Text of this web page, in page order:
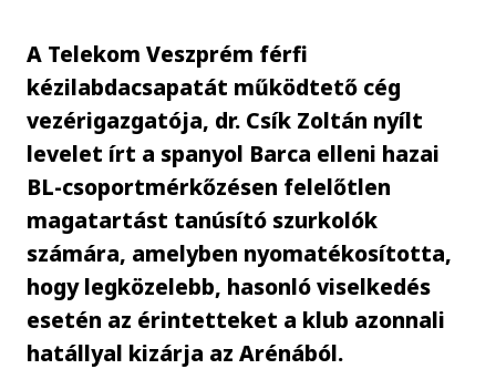
A Telekom Veszprém férfi
kézilabdacsapatát működtető cég
vezérigazgatója, dr. Csík Zoltán nyílt
levelet írt a spanyol Barca elleni hazai
BL-csoportmérkőzésen felelőtlen
magatartást tanúsító szurkolók
számára, amelyben nyomatékosította,
hogy legközelebb, hasonló viselkedés
esetén az érintetteket a klub azonnali
hatállyal kizárja az Arénából.